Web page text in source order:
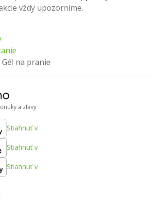
vždy upozorníme.
na pranie
a zľavy
Stiahnuť v
Stiahnuť v
Stiahnuť v